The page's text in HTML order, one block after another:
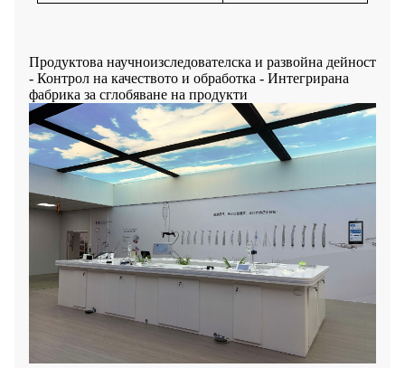
Продуктова научноизследователска и развойна дейност
- Контрол на качеството и обработка - Интегрирана
фабрика за сглобяване на продукти